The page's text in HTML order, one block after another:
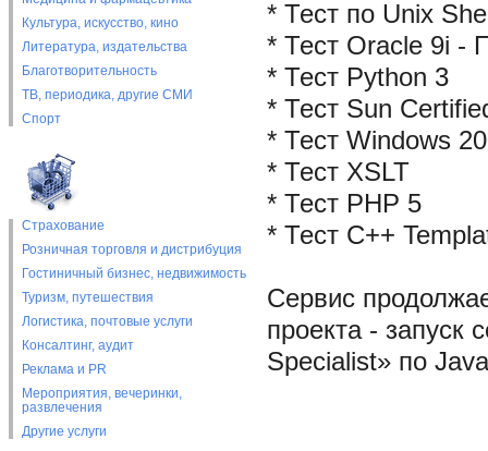
Культура, искусство, кино
Литература, издательства
Благотворительность
ТВ, периодика, другие СМИ
Спорт
Страхование
Розничная торговля и дистрибуция
Гостиничный бизнес, недвижимость
Туризм, путешествия
Логистика, почтовые услуги
Консалтинг, аудит
Реклама и PR
Мероприятия, вечеринки,
развлечения
Другие услуги
* Тест по Unix
* Тест Oracle 9i -
* Тест Python 3
* Тест Sun
* Тест Windows
* Тест XSLT
* Тест PHP 5
* Тест C++
Сервис
проекта - запуск
Specialist» по